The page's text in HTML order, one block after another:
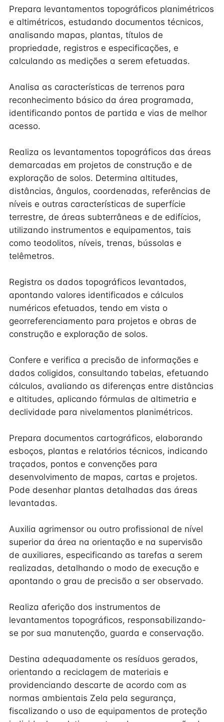
Prepara levantamentos topográficos planimétricos
e altimétricos, estudando documentos técnicos,
analisando mapas, plantas, títulos de
propriedade, registros e especificações, e
calculando as medições a serem efetuadas.
Analisa as características de terrenos para
reconhecimento básico da área programada,
identificando pontos de partida e vias de melhor
acesso.
Realiza os levantamentos topográficos das áreas
demarcadas em projetos de construção e de
exploração de solos. Determina altitudes,
distâncias, ângulos, coordenadas, referências de
níveis e outras características de superfície
terrestre, de áreas subterrâneas e de edifícios,
utilizando instrumentos e equipamentos, tais
como teodolitos, níveis, trenas, bússolas e
telêmetros.
Registra os dados topográficos levantados,
apontando valores identificados e cálculos
numéricos efetuados, tendo em vista o
georreferenciamento para projetos e obras de
construção e exploração de solos.
Confere e verifica a precisão de informações e
dados coligidos, consultando tabelas, efetuando
cálculos, avaliando as diferenças entre distâncias
e altitudes, aplicando fórmulas de altimetria e
declividade para nivelamentos planimétricos.
Prepara documentos cartográficos, elaborando
esboços, plantas e relatórios técnicos, indicando
traçados, pontos e convenções para
desenvolvimento de mapas, cartas e projetos.
Pode desenhar plantas detalhadas das áreas
levantadas.
Auxilia agrimensor ou outro profissional de nível
superior da área na orientação e na supervisão
de auxiliares, especificando as tarefas a serem
realizadas, detalhando o modo de execução e
apontando o grau de precisão a ser observado.
Realiza aferição dos instrumentos de
levantamentos topográficos, responsabilizando-
se por sua manutenção, guarda e conservação.
Destina adequadamente os resíduos gerados,
orientando a reciclagem de materiais e
providenciando descarte de acordo com as
normas ambientais Zela pela segurança,
fiscalizando o uso de equipamentos de proteção